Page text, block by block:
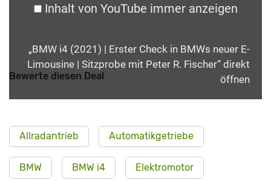
Inhalt von YouTube immer anzeigen
„BMW i4 (2021) | Erster Check in BMWs neuer E-
Limousine | Sitzprobe mit Peter R. Fischer“ direkt
öffnen
Bewerte diesen Deal
Allradantrieb Automatikgetriebe
BMW BMW i4 Elektromotor